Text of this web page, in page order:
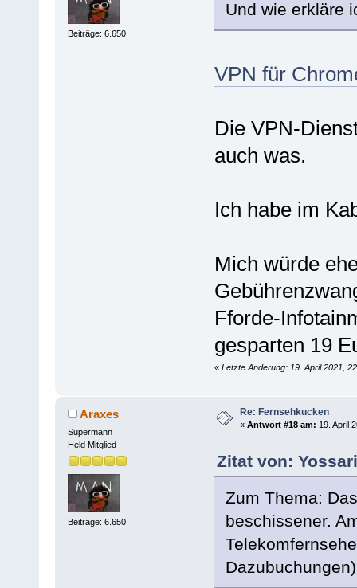
Beiträge: 6.650
Und wie erkläre
VPN für
Die VPN-
auch was.
Ich habe im
Mich würde
Fforde-
gesparten 19
« Letzte Änderung: 19. April 2021,
Araxes
Supermann
Held Mitglied
Beiträge: 6.650
Re: Fernsehkucken
« Antwort #18 am: 19. April
Zitat von:
Zum Thema:
beschissener.